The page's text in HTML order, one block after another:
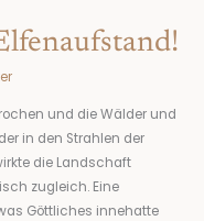
und die Wälder und
in den Strahlen der
die Landschaft
zugleich. Eine
Göttliches innehatte